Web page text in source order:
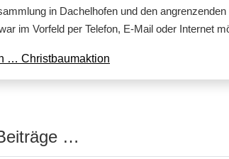
in Dachelhofen und den
im Vorfeld per Telefon, E-Mail oder Internet
… Christbaumaktion
…